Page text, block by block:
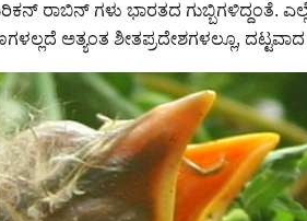
ರಾಬಿನ್ ಗಳು ಭಾರತದ ಗುಬ್ಬಿಗಳಿದ್ದಂತೆ.
ಅತ್ಯಂತ ಶೀತಪ್ರದೇಶಗಳಲ್ಲೂ, ದಟ್ಟವಾದ